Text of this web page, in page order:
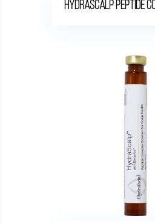
HydraScalp Peptide